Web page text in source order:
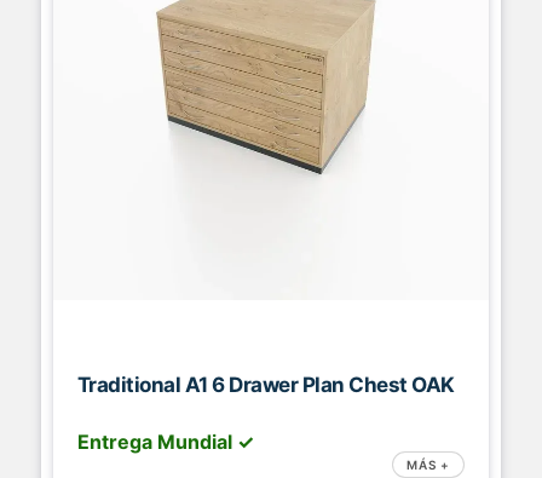
Traditional A1 6 Drawer Plan Chest OAK
Entrega Mundial ✓
MÁS +